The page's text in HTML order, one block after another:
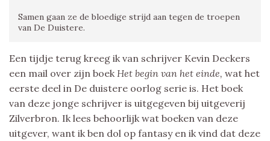
Samen gaan ze de bloedige strijd aan tegen de troepen
van De Duistere.
Een tijdje terug kreeg ik van schrijver Kevin Deckers
een mail over zijn boek Het begin van het einde, wat het
eerste deel in De duistere oorlog serie is. Het boek
van deze jonge schrijver is uitgegeven bij uitgeverij
Zilverbron. Ik lees behoorlijk wat boeken van deze
uitgever, want ik ben dol op fantasy en ik vind dat deze